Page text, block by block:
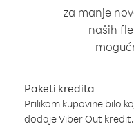
za manje
naših
Paketi kredita
Prilikom kupovine bilo
dodaje Viber Out